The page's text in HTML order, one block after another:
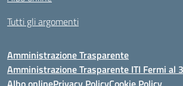
Tutti gli argomenti
Amministrazione Trasparente
Amministrazione Trasparente ITI Fermi al